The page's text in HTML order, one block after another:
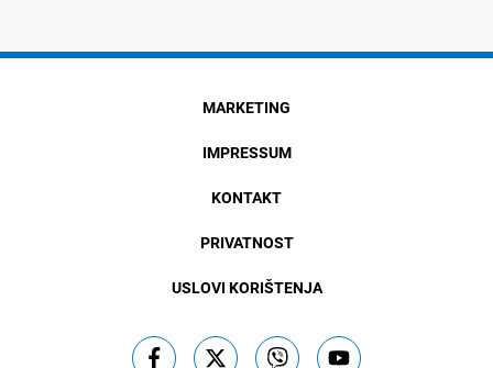
MARKETING
IMPRESSUM
KONTAKT
PRIVATNOST
USLOVI KORIŠTENJA